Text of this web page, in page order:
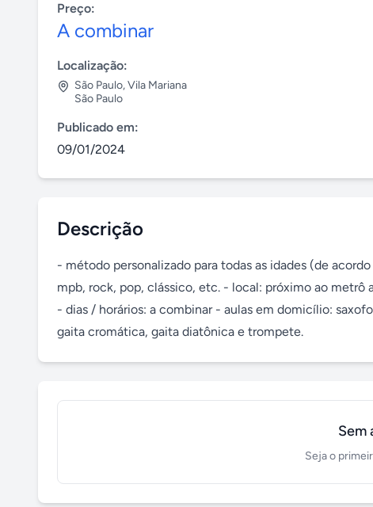
Preço:
A combinar
Localização:
São Paulo,Vila Mariana
São Paulo
Publicado em:
09/01/2024
Descrição
- método personalizado para todas as idades (de
mpb, rock, pop, clássico, etc. - local: próximo ao metrô
- dias / horários: a combinar - aulas em domicílio:
gaita cromática, gaita diatônica e trompete.
Sem
Seja o